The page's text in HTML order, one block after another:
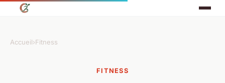
Accueil›Fitness
FITNESS